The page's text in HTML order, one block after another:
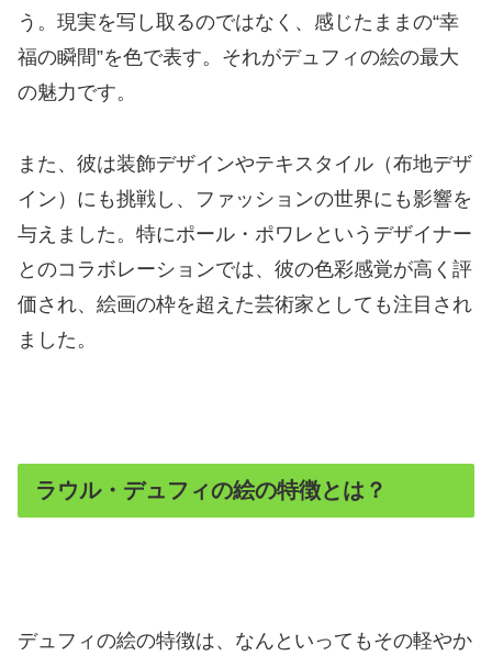
う。現実を写し取るのではなく、感じたままの“幸
福の瞬間”を色で表す。それがデュフィの絵の最大
の魅力です。
また、彼は装飾デザインやテキスタイル（布地デザ
イン）にも挑戦し、ファッションの世界にも影響を
与えました。特にポール・ポワレというデザイナー
とのコラボレーションでは、彼の色彩感覚が高く評
価され、絵画の枠を超えた芸術家としても注目され
ました。
ラウル・デュフィの絵の特徴とは？
デュフィの絵の特徴は、なんといってもその軽やか